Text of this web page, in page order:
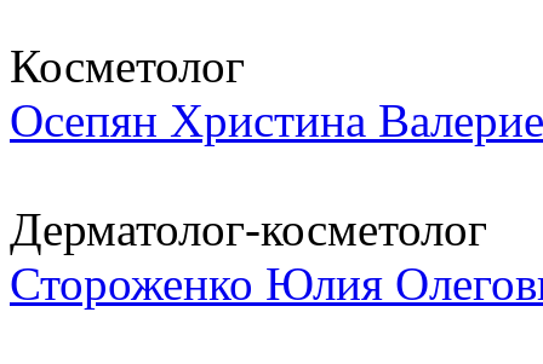
Косметолог
Осепян Христина
Дерматолог-косметолог
Стороженко Юлия